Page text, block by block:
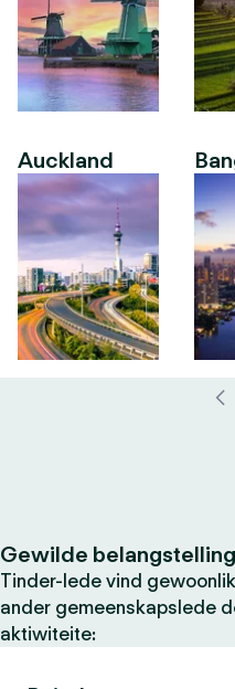
Auckland
Gewilde
Tinder-lede vind
ander gemeenskapslede
aktiwiteite: